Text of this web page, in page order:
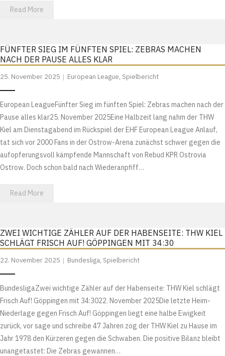
Read More
FÜNFTER SIEG IM FÜNFTEN SPIEL: ZEBRAS MACHEN
NACH DER PAUSE ALLES KLAR
25. November 2025 European League, Spielbericht
European LeagueFünfter Sieg im fünften Spiel: Zebras machen nach der
Pause alles klar25. November 2025Eine Halbzeit lang nahm der THW
Kiel am Dienstagabend im Rückspiel der EHF European League Anlauf,
tat sich vor 2000 Fans in der Ostrow-Arena zunächst schwer gegen die
aufopferungsvoll kämpfende Mannschaft von Rebud KPR Ostrovia
Ostrow. Doch schon bald nach Wiederanpfiff…
Read More
ZWEI WICHTIGE ZÄHLER AUF DER HABENSEITE: THW KIEL
SCHLÄGT FRISCH AUF! GÖPPINGEN MIT 34:30
22. November 2025 Bundesliga, Spielbericht
BundesligaZwei wichtige Zähler auf der Habenseite: THW Kiel schlägt
Frisch Auf! Göppingen mit 34:3022. November 2025Die letzte Heim-
Niederlage gegen Frisch Auf! Göppingen liegt eine halbe Ewigkeit
zurück, vor sage und schreibe 47 Jahren zog der THW Kiel zu Hause im
Jahr 1978 den Kürzeren gegen die Schwaben. Die positive Bilanz bleibt
unangetastet: Die Zebras gewannen…